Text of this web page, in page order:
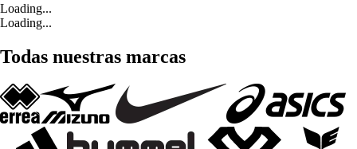
Loading...
Loading...
Todas nuestras marcas